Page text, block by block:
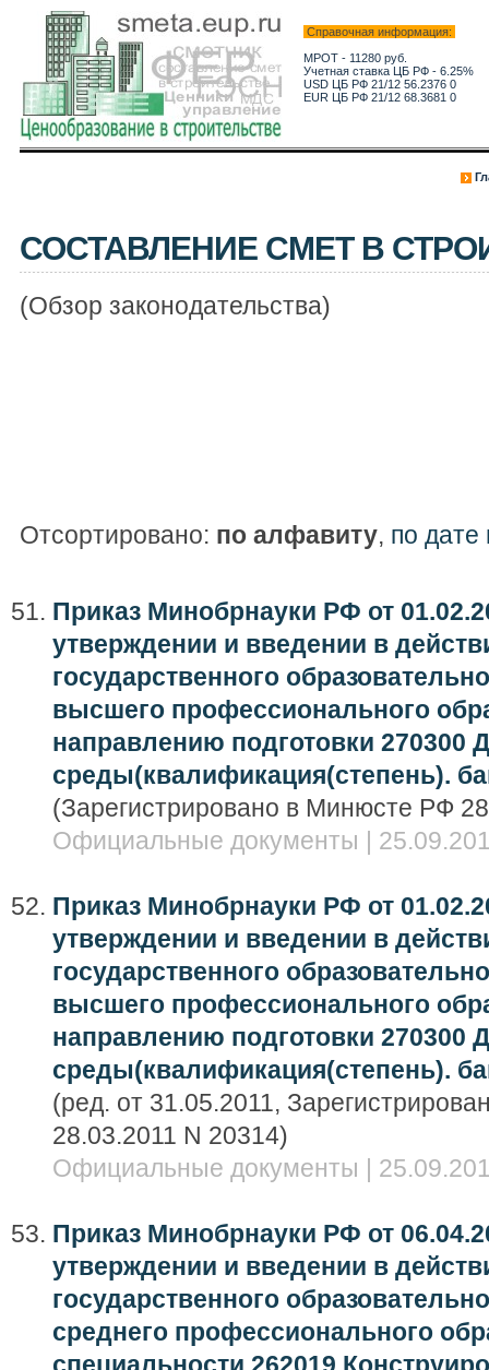
Справочная информация:
МРОТ - 11280 руб.
Учетная ставка ЦБ РФ - 6.25%
USD ЦБ РФ 21/12 56.2376 0
EUR ЦБ РФ 21/12 68.3681 0
СОСТАВЛЕНИЕ СМЕТ В
(Обзор законодательства)
Отсортировано: по алфавиту, по дате
Приказ Минобрнауки РФ от
утверждении и введении в
государственного
высшего профессионального
направлению подготовки 270300
среды(квалификация(степень).
(Зарегистрировано в Минюсте РФ
Официальные документы |
Приказ Минобрнауки РФ от
утверждении и введении в
государственного
высшего профессионального
направлению подготовки 270300
среды(квалификация(степень).
(ред. от 31.05.2011,
28.03.2011 N 20314)
Официальные документы |
Приказ Минобрнауки РФ от
утверждении и введении в
государственного
среднего профессионального